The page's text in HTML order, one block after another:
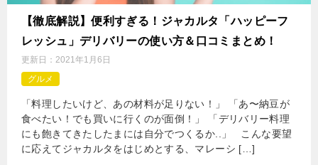
【徹底解説】便利すぎる！ジャカルタ「ハッピーフ
レッシュ」デリバリーの使い方＆口コミまとめ！
更新日： 2021年1月6日
グルメ
「料理したいけど、あの材料が足りない！」 「あ〜納豆が
食べたい！でも買いに行くのが面倒！」 「デリバリー料理
にも飽きてきたしたまには自分でつくるか..」 こんな要望
に応えてジャカルタをはじめとする、マレーシ […]